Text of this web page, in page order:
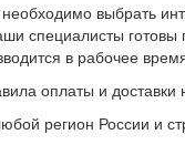
выбрать
специалисты
в рабочее
оплаты и
регион России и